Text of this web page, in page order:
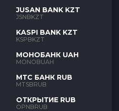
JUSAN BANK KZT
JSNBKZT
KASPI BANK KZT
KSPBKZT
МОНОБАНК UAH
MONOBUAH
МТС БАНК RUB
MTSBRUB
ОТКРЫТИЕ RUB
OPNBRUB